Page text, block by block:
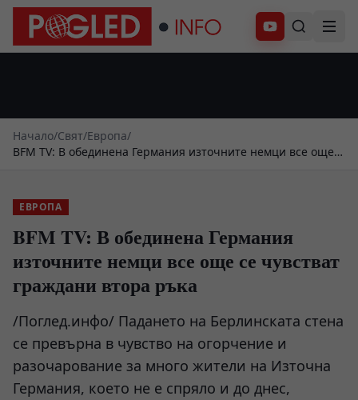
Абонирай се
Начало/Свят/Европа/
BFM TV: В обединена Германия източните немци все още
ЕВРОПА
BFM TV: В обединена Германия
източните немци все още се чувстват
граждани втора ръка
/Поглед.инфо/ Падането на Берлинската стена
се превърна в чувство на огорчение и
разочарование за много жители на Източна
Германия, което не е спряло и до днес,